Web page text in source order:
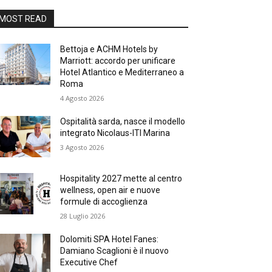
READ
Bettoja e ACHM Hotels by
Marriott: accordo per unificare
Hotel Atlantico e Mediterraneo a
Roma
4 Agosto 2026
Ospitalità sarda, nasce il modello
integrato Nicolaus-ITI Marina
3 Agosto 2026
Hospitality 2027 mette al centro
wellness, open air e nuove
formule di accoglienza
28 Luglio 2026
Dolomiti SPA Hotel Fanes:
Damiano Scaglioni è il nuovo
Executive Chef